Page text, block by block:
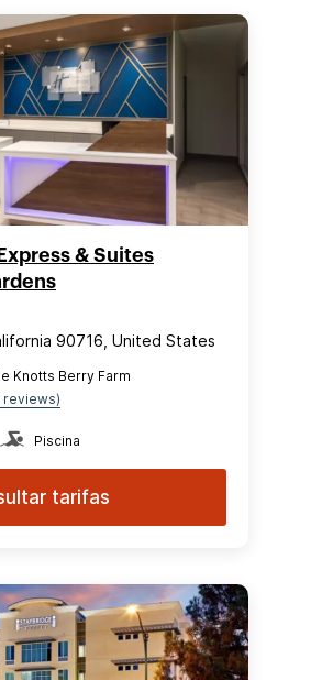
& Suites
90716, United States
Knotts Berry Farm
reviews)
Piscina
tarifas